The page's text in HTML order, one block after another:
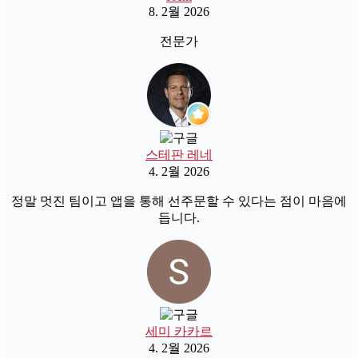
8. 2월 2026
전문가
스테판 레네
4. 2월 2026
정말 멋진 팀이고 앱을 통해 선주문할 수 있다는 점이 마음에
듭니다.
세미 카카르
4. 2월 2026